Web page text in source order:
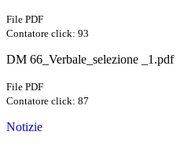
File PDF
Contatore click: 93
DM 66_Verbale_selezione _1.pdf
File PDF
Contatore click: 87
Notizie